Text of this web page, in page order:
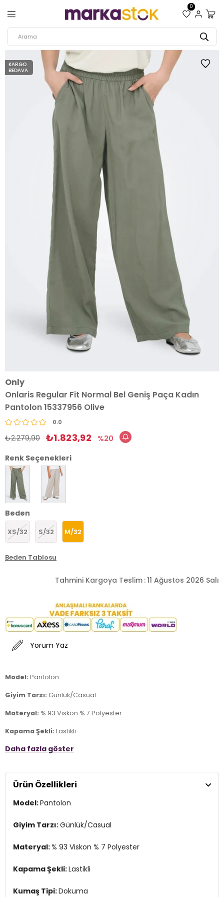
0
KARGO
BEDAVA
Only
Onlaris Regular Fit Normal Bel Geniş Paça Kadın
Pantolon 15337956 Olive
0.0
₺2.279,90 ₺1.823,92
20
Renk Seçenekleri
Beden
XS/32 S/32 M/32
Beden Tablosu
Tahmini Kargoya Teslim :11 Ağustos 2026 Salı
Yorum Yaz
Model: Pantolon
Giyim Tarzı: Günlük/Casual
Materyal: % 93 Viskon % 7 Polyester
Kapama Şekli: Lastikli
Kumaş Tipi: Dokuma
Boy:Standart
Paça Tipi:Bol Paça
Kalıp Bilgisi: Regular Fit
2DY15337956.2368
Daha fazla göster
Ürün Özellikleri
Model:Pantolon
Giyim Tarzı:Günlük/Casual
Materyal:% 93 Viskon % 7 Polyester
Kapama Şekli:Lastikli
Kumaş Tipi:Dokuma